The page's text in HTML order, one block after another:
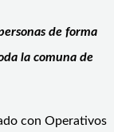
de forma
la comuna de
con Operativos